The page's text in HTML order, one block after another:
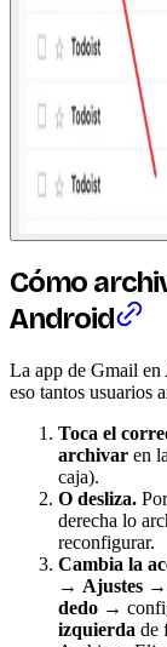
Cómo
Android
La app de Gmail
eso tantos usuarios
Toca el
archivar en
caja).
O desliza.
derecha lo
reconfigurar.
Cambia la
→ Ajustes →
dedo →
izquierda de